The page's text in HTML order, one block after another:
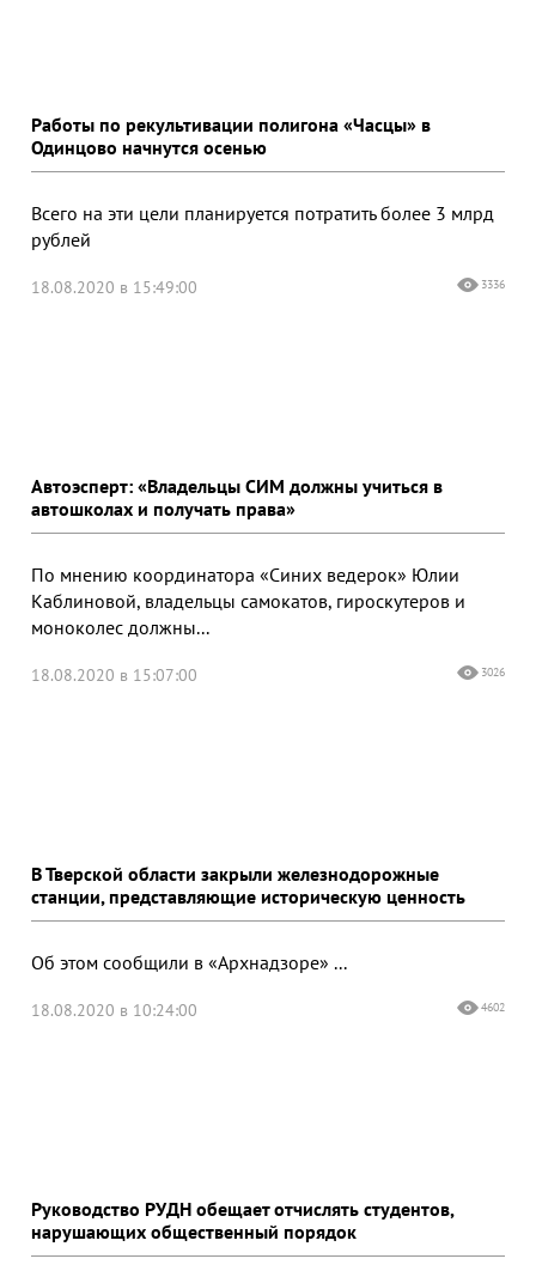
Работы по рекультивации полигона «Часцы» в
Одинцово начнутся осенью
Всего на эти цели планируется потратить более 3 млрд
рублей
18.08.2020 в 15:49:00 3336
Автоэсперт: «Владельцы СИМ должны учиться в
автошколах и получать права»
По мнению координатора «Синих ведерок» Юлии
Каблиновой, владельцы самокатов, гироскутеров и
моноколес должны...
18.08.2020 в 15:07:00 3026
В Тверской области закрыли железнодорожные
станции, представляющие историческую ценность
Об этом сообщили в «Архнадзоре» ...
18.08.2020 в 10:24:00 4602
Руководство РУДН обещает отчислять студентов,
нарушающих общественный порядок